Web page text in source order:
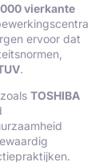
vierkante
ervoor dat
.
TOSHIBA